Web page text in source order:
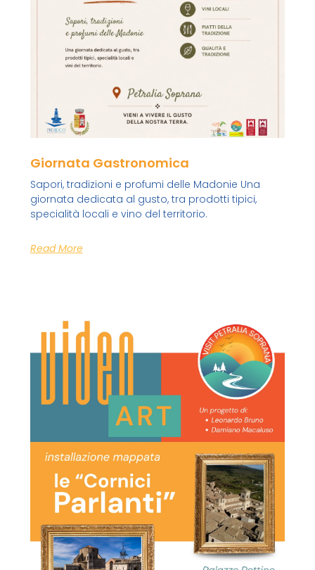
Giornata Gastronomica
Sapori, tradizioni e profumi delle Madonie Una
giornata dedicata al gusto, tra prodotti tipici,
specialità locali e vino del territorio.
Read More